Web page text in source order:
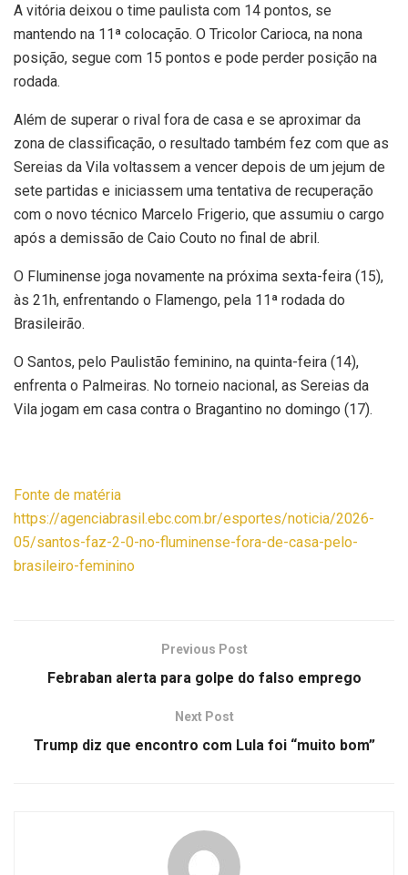
A vitória deixou o time paulista com 14 pontos, se
mantendo na 11ª colocação. O Tricolor Carioca, na nona
posição, segue com 15 pontos e pode perder posição na
rodada.
Além de superar o rival fora de casa e se aproximar da
zona de classificação, o resultado também fez com que as
Sereias da Vila voltassem a vencer depois de um jejum de
sete partidas e iniciassem uma tentativa de recuperação
com o novo técnico Marcelo Frigerio, que assumiu o cargo
após a demissão de Caio Couto no final de abril.
O Fluminense joga novamente na próxima sexta-feira (15),
às 21h, enfrentando o Flamengo, pela 11ª rodada do
Brasileirão.
O Santos, pelo Paulistão feminino, na quinta-feira (14),
enfrenta o Palmeiras. No torneio nacional, as Sereias da
Vila jogam em casa contra o Bragantino no domingo (17).
Fonte de matéria
https://agenciabrasil.ebc.com.br/esportes/noticia/2026-
05/santos-faz-2-0-no-fluminense-fora-de-casa-pelo-
brasileiro-feminino
Previous Post
Febraban alerta para golpe do falso emprego
Next Post
Trump diz que encontro com Lula foi “muito bom”